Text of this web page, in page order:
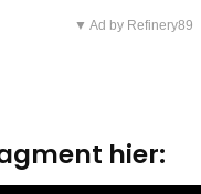
▼ Ad by Refinery89
hier: